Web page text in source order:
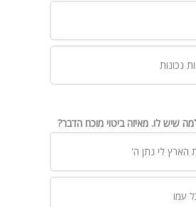
נכונות
שיש לו. מאיזה ביטוי מוכח הדבר?
הארץ לי נתן ה'
עמו